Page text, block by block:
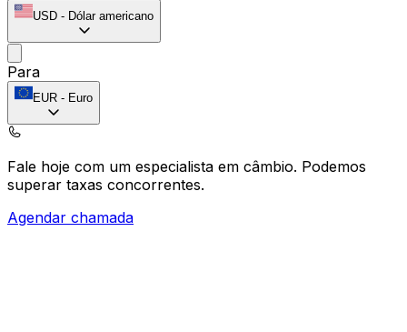
USD - Dólar americano
Para
EUR - Euro
Fale hoje com um especialista em câmbio. Podemos
superar taxas concorrentes.
Agendar chamada